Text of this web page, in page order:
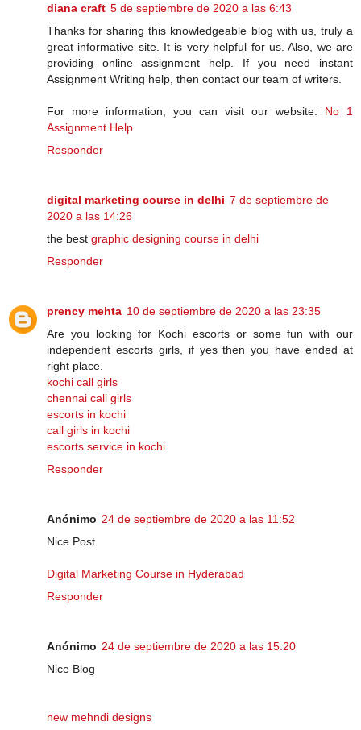
diana craft 5 de septiembre de 2020 a las 6:43
Thanks for sharing this knowledgeable blog with us, truly a
great informative site. It is very helpful for us. Also, we are
providing online assignment help. If you need instant
Assignment Writing help, then contact our team of writers.
For more information, you can visit our website: No 1
Assignment Help
Responder
digital marketing course in delhi 7 de septiembre de
2020 a las 14:26
the best graphic designing course in delhi
Responder
prency mehta 10 de septiembre de 2020 a las 23:35
Are you looking for Kochi escorts or some fun with our
independent escorts girls, if yes then you have ended at
right place.
kochi call girls
chennai call girls
escorts in kochi
call girls in kochi
escorts service in kochi
Responder
Anónimo 24 de septiembre de 2020 a las 11:52
Nice Post
Digital Marketing Course in Hyderabad
Responder
Anónimo 24 de septiembre de 2020 a las 15:20
Nice Blog
new mehndi designs